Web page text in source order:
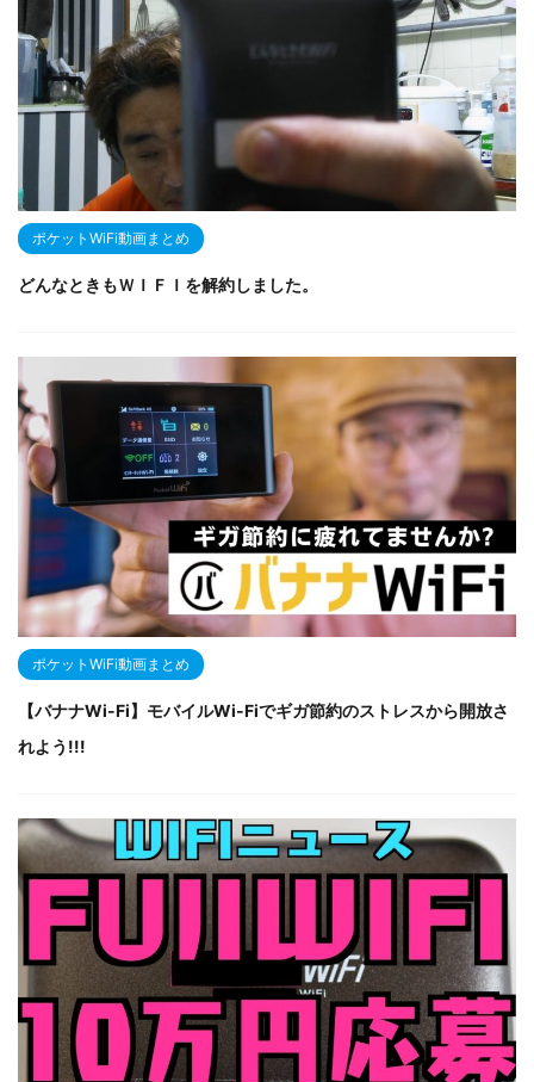
ポケットWiFi動画まとめ
どんなときもＷＩＦＩを解約しました。
ポケットWiFi動画まとめ
【バナナWi-Fi】モバイルWi-Fiでギガ節約のストレスから開放さ
れよう!!!